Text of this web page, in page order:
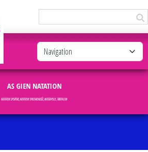
AS GIEN NATATION
NATATION SPORTIVE, NATATION SYNCHRONISÉE, WATER-POLO, TRIATHLON